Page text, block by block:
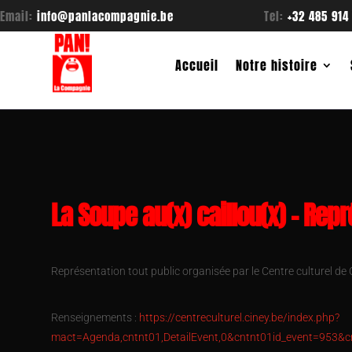
Email: info@panlacompagnie.be Tel: +32 485
Accueil Notre histoire
La Soupe au(x) caillou(x) –
Représentation tout public organisée par le Centre culturel de
Renseignements : https://centreculturel.ciney.be/index.php?